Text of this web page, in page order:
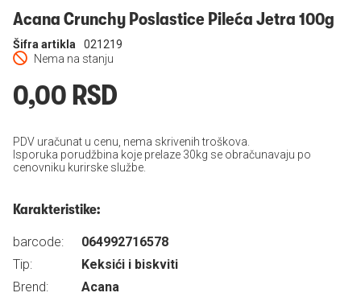
Acana Crunchy Poslastice Pileća Jetra 100g
Nema na stanju
Šifra artikla 021219
0,00 RSD
PDV uračunat u cenu, nema skrivenih troškova.
Isporuka porudžbina koje prelaze 30kg se obračunavaju po
cenovniku kurirske službe.
Karakteristike:
barcode:
064992716578
Tip:
Keksići i biskviti
Brend:
Acana